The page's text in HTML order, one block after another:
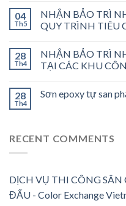
04
Th5
NHẬN BẢO TRÌ
QUY TRÌNH TIÊU
28
Th4
NHẬN BẢO TRÌ
TẠI CÁC KHU
28
Th4
Sơn epoxy tự san
RECENT COMMENTS
DỊCH VỤ THI CÔNG
ĐẤU - Color Exchange